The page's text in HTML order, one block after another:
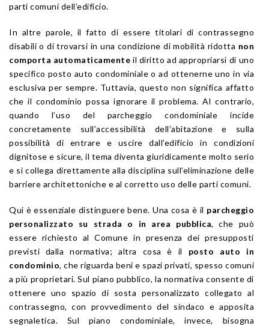
parti comuni dell’edificio.
In altre parole, il fatto di essere titolari di contrassegno
disabili o di trovarsi in una condizione di mobilità ridotta non
comporta automaticamente il diritto ad appropriarsi di uno
specifico posto auto condominiale o ad ottenerne uno in via
esclusiva per sempre. Tuttavia, questo non significa affatto
che il condominio possa ignorare il problema. Al contrario,
quando l’uso del parcheggio condominiale incide
concretamente sull’accessibilità dell’abitazione e sulla
possibilità di entrare e uscire dall’edificio in condizioni
dignitose e sicure, il tema diventa giuridicamente molto serio
e si collega direttamente alla disciplina sull’eliminazione delle
barriere architettoniche e al corretto uso delle parti comuni.
Qui è essenziale distinguere bene. Una cosa è il parcheggio
personalizzato su strada o in area pubblica, che può
essere richiesto al Comune in presenza dei presupposti
previsti dalla normativa; altra cosa è il posto auto in
condominio, che riguarda beni e spazi privati, spesso comuni
a più proprietari. Sul piano pubblico, la normativa consente di
ottenere uno spazio di sosta personalizzato collegato al
contrassegno, con provvedimento del sindaco e apposita
segnaletica. Sul piano condominiale, invece, bisogna